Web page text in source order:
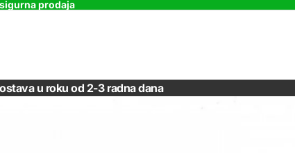
prodaja
u roku od 2-3 radna dana